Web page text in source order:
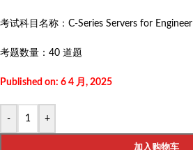
考试科目名称： C-Series Servers for Engineer
考题数量： 40 道题
Published on: 6 4 月, 2025
- +
加入购物车